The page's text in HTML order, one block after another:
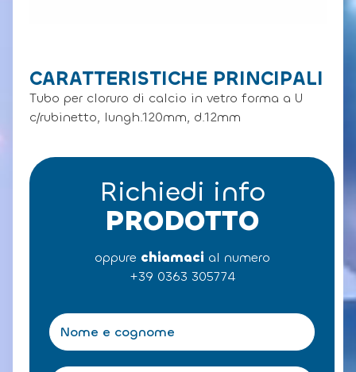
CARATTERISTICHE PRINCIPALI
Tubo per cloruro di calcio in vetro forma a U
c/rubinetto, lungh.120mm, d.12mm
Richiedi info
PRODOTTO
oppure chiamaci al numero
+39 0363 305774
N
o
m
e